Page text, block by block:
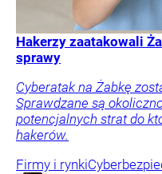
Hakerzy zaatakowali
sprawy
Cyberatak na Żabkę
Sprawdzane są
potencjalnych strat do
hakerów.
Firmy i rynki